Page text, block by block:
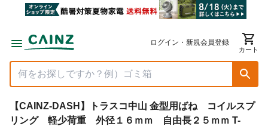
ログイン・新規会員登録
カート
【CAINZ-DASH】トラスコ中山 金型用ばね コイルスプ
リング 軽少荷重 外径１６ｍｍ 自由長２５ｍｍ T-